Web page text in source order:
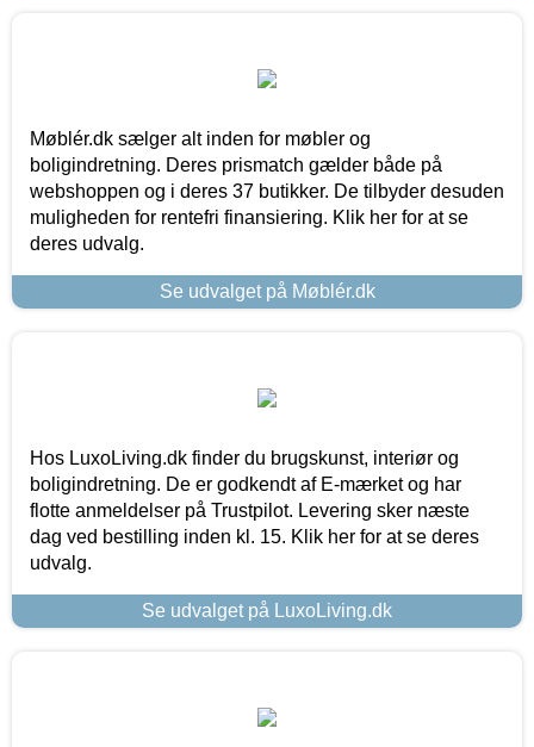
Møblér.dk sælger alt inden for møbler og
boligindretning. Deres prismatch gælder både på
webshoppen og i deres 37 butikker. De tilbyder desuden
muligheden for rentefri finansiering. Klik her for at se
deres udvalg.
Se udvalget på Møblér.dk
Hos LuxoLiving.dk finder du brugskunst, interiør og
boligindretning. De er godkendt af E-mærket og har
flotte anmeldelser på Trustpilot. Levering sker næste
dag ved bestilling inden kl. 15. Klik her for at se deres
udvalg.
Se udvalget på LuxoLiving.dk